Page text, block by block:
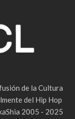
de la Cultura
del Hip Hop
2005 - 2025